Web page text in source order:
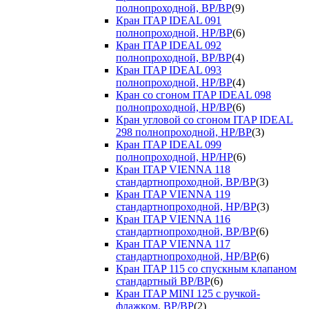
полнопроходной, ВР/ВР(9)
Кран ITAP IDEAL 091
полнопроходной, НР/ВР(6)
Кран ITAP IDEAL 092
полнопроходной, ВР/ВР(4)
Кран ITAP IDEAL 093
полнопроходной, НР/ВР(4)
Кран со сгоном ITAP IDEAL 098
полнопроходной, НР/ВР(6)
Кран угловой со сгоном ITAP IDEAL
298 полнопроходной, НР/ВР(3)
Кран ITAP IDEAL 099
полнопроходной, НР/НР(6)
Кран ITAP VIENNA 118
стандартнопроходной, ВР/ВР(3)
Кран ITAP VIENNA 119
стандартнопроходной, НР/ВР(3)
Кран ITAP VIENNA 116
стандартнопроходной, ВР/ВР(6)
Кран ITAP VIENNA 117
стандартнопроходной, НР/ВР(6)
Кран ITAP 115 со спускным клапаном
стандартный ВР/ВР(6)
Кран ITAP MINI 125 с ручкой-
флажком, ВР/ВР(2)